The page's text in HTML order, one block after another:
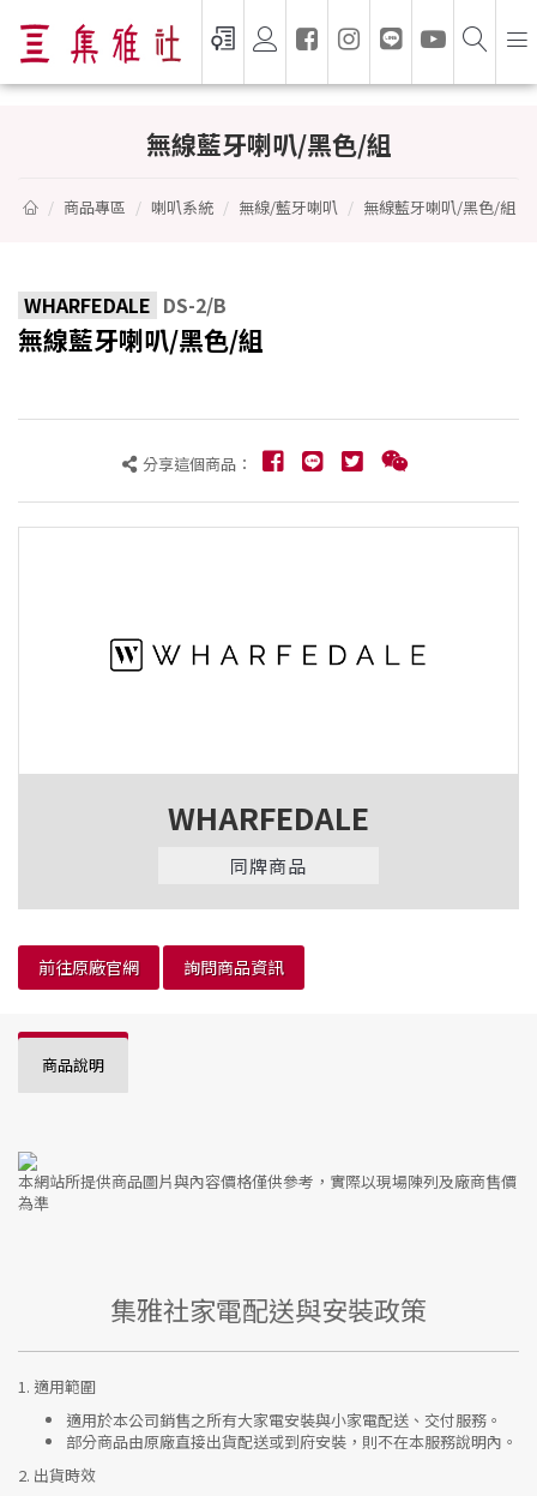
無線藍牙喇叭/黑色/組 - WHARFEDALE
無線藍牙喇叭/黑色/組
商品專區 喇叭系統 無線/藍牙喇叭 無線藍牙喇叭/黑色/組
WHARFEDALE DS-2/B
無線藍牙喇叭/黑色/組
分享這個商品：
WHARFEDALE
同牌商品
前往原廠官網 詢問商品資訊
商品說明
本網站所提供商品圖片與內容價格僅供參考，實際以現場陳列及廠商售價
為準
集雅社家電配送與安裝政策
1. 適用範圍
適用於本公司銷售之所有大家電安裝與小家電配送、交付服務。
部分商品由原廠直接出貨配送或到府安裝，則不在本服務說明內。
2. 出貨時效